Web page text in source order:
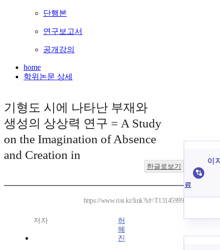
단행본
연구보고서
공개강의
home
학위논문 상세
기형도 시에 나타난 부재와
생성의 상상력 연구 = A Study
on the Imagination of Absence
and Creation in
한글로보기
https://www.riss.kr/link?id=T13145999
저자
허
혜
진
이
료